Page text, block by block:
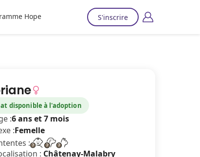
Hope S'inscrire
disponible à l'adoption
:6 ans et 7 mois
:Femelle
:
: Châtenay-Malabry